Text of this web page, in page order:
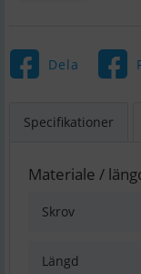
Dela
Specifikationer
Materiale /
Skrov
Längd